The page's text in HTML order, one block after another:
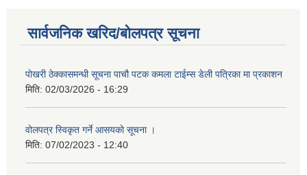
सार्वजनिक खरिद/बोलपत्र सूचना
पोखरी ठेक्कासमन्धी सूचना पाचौ पटक कमला टाईम्स डेली पत्रिका मा प्रकाशन
मिति: 02/03/2026 - 16:29
वोलपत्र स्विकृत गर्ने आसयकाे सूचना ।
मिति: 07/02/2023 - 12:40